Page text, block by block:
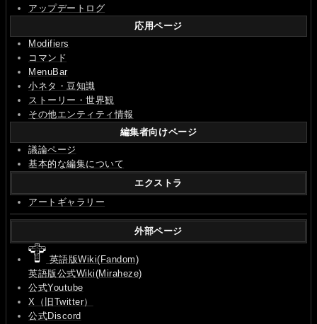
アップデートログ
応用ページ
Modifiers
コマンド
MenuBar
小ネタ・豆知識
ストーリー・世界観
その他エンティティ情報
編集者向けページ
議論ページ
基本的な編集について
エクストラ
アートギャラリー
外部ページ
英語版Wiki(Fandom)
英語版公式Wiki(Miraheze)
公式Youtube
X（旧Twitter）
公式Discord